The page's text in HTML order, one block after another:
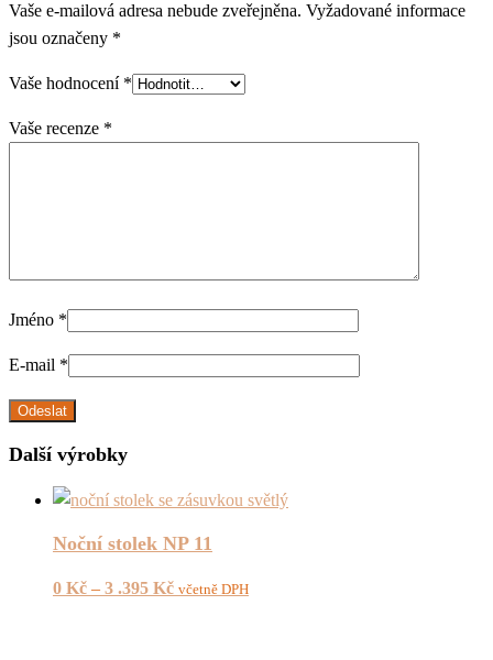
Vaše e-mailová adresa nebude zveřejněna. Vyžadované informace
jsou označeny *
Vaše hodnocení *
Vaše recenze *
Jméno *
E-mail *
Další výrobky
Noční stolek NP 11
0 Kč – 3 .395 Kč včetně DPH